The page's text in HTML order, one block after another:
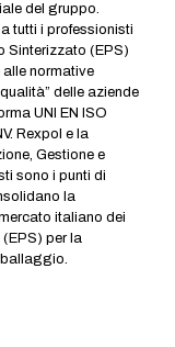
del gruppo.
tutti i professionisti
Sinterizzato (EPS)
normative
delle aziende
UNI EN ISO
Rexpol e la
Gestione e
sono i punti di
la
italiano dei
per la